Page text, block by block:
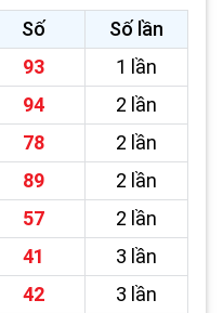
Số
Số lần
93
1 lần
94
2 lần
78
2 lần
89
2 lần
57
2 lần
41
3 lần
42
3 lần